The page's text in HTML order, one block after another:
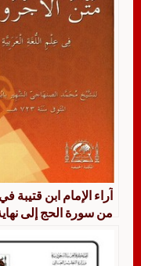
آراء الإمام ابن قتيبة
من سورة الحج إلى